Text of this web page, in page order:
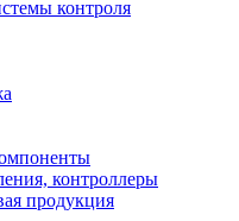
контроля
контроллеры
продукция